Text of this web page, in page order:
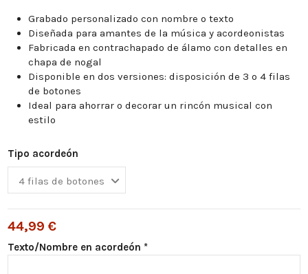
Grabado personalizado con nombre o texto
Diseñada para amantes de la música y acordeonistas
Fabricada en contrachapado de álamo con detalles en
chapa de nogal
Disponible en dos versiones: disposición de 3 o 4 filas
de botones
Ideal para ahorrar o decorar un rincón musical con
estilo
Tipo acordeón
44,99 €
Texto/Nombre en acordeón *